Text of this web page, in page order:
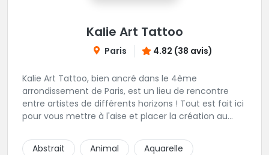
Kalie Art Tattoo
Paris 4.82 (38 avis)
Kalie Art Tattoo, bien ancré dans le 4ème
arrondissement de Paris, est un lieu de rencontre
entre artistes de différents horizons ! Tout est fait ici
pour vous mettre à l'aise et placer la création au
Abstrait
Animal
Aquarelle